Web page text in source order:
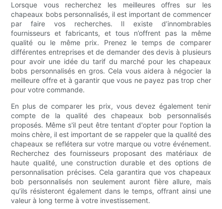
Lorsque vous recherchez les meilleures offres sur les
chapeaux bobs personnalisés, il est important de commencer
par faire vos recherches. Il existe d’innombrables
fournisseurs et fabricants, et tous n’offrent pas la même
qualité ou le même prix. Prenez le temps de comparer
différentes entreprises et de demander des devis à plusieurs
pour avoir une idée du tarif du marché pour les chapeaux
bobs personnalisés en gros. Cela vous aidera à négocier la
meilleure offre et à garantir que vous ne payez pas trop cher
pour votre commande.
En plus de comparer les prix, vous devez également tenir
compte de la qualité des chapeaux bob personnalisés
proposés. Même s'il peut être tentant d'opter pour l'option la
moins chère, il est important de se rappeler que la qualité des
chapeaux se reflétera sur votre marque ou votre événement.
Recherchez des fournisseurs proposant des matériaux de
haute qualité, une construction durable et des options de
personnalisation précises. Cela garantira que vos chapeaux
bob personnalisés non seulement auront fière allure, mais
qu’ils résisteront également dans le temps, offrant ainsi une
valeur à long terme à votre investissement.